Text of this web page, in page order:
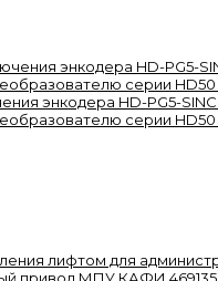
энкодера HD-PG5-
серии HD50